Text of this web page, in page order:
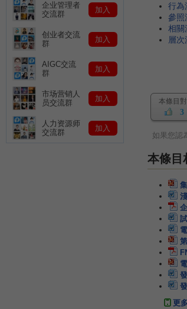
行為
參照
相關
層次
本條目
3
如果您認
本條目
更
企业管理者
交流群
加入
创业者交流
群
加入
AIGC交流
群
加入
市场营销人
员交流群
加入
人力资源师
交流群
加入